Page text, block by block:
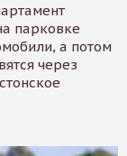
парковке
а потом
через